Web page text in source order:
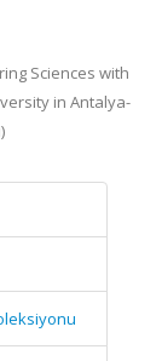
Sciences with
in Antalya-